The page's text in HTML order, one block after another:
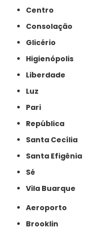
Centro
Consolação
Glicério
Higienópolis
Liberdade
Luz
Pari
República
Santa Cecília
Santa Efigênia
Sé
Vila Buarque
Aeroporto
Brooklin